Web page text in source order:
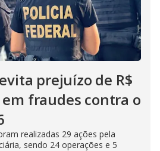
prejuízo de R$
fraudes contra o
realizadas 29 ações pela
sendo 24 operações e 5